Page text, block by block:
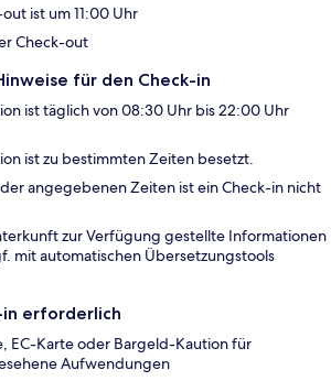
ist um 11:00 Uhr
Check-out
für den Check-in
ist täglich von 08:30 Uhr bis 22:00 Uhr
ist zu bestimmten Zeiten besetzt.
angegebenen Zeiten ist ein Check-in nicht
zur Verfügung gestellte Informationen
mit automatischen Übersetzungstools
in erforderlich
EC-Karte oder Bargeld-Kaution für
Aufwendungen